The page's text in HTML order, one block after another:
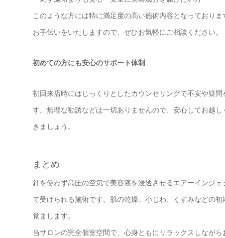
このような方には特に満足度の高い施術内容となっており
お手伝いをいたしますので、ぜひお気軽にご相談ください。
初めての方にも安心のサポート体制
初回来店時にはじっくりとしたカウンセリングで不安や疑
す。無理な勧誘などは一切ありませんので、安心してお越
きましょう。
まとめ
針を使わず高圧の空気で美容液を浸透させるエアーインジ
て受けられる施術です。肌の乾燥、小じわ、くすみなどの
覚まします。
当サロンの完全個室空間で、心身ともにリラックスしなが